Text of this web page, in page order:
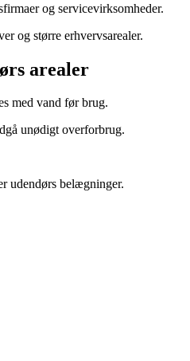
og servicevirksomheder.
og større erhvervsarealer.
arealer
med vand før brug.
unødigt overforbrug.
udendørs belægninger.